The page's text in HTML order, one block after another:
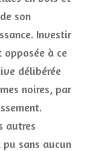
son
Investir
opposée à ce
délibérée
noires, par
autres
sans aucun